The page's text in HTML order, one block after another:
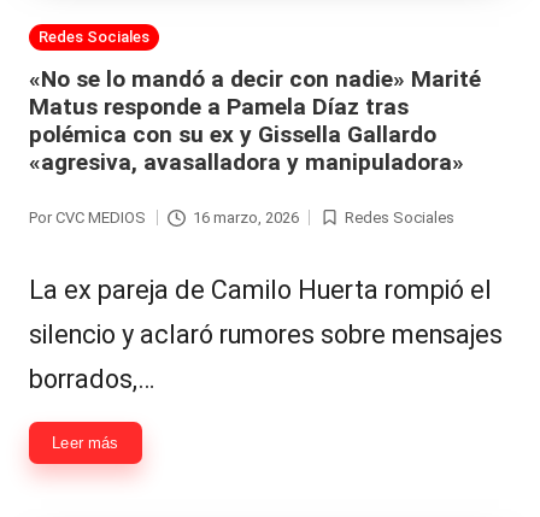
Publicada
Redes Sociales
«No se lo mandó a decir con nadie» Marité
Matus responde a Pamela Díaz tras
polémica con su ex y Gissella Gallardo
«agresiva, avasalladora y manipuladora»
Por CVC MEDIOS 16 marzo, 2026
Publicada
Redes Sociales
La ex pareja de Camilo Huerta rompió el
silencio y aclaró rumores sobre mensajes
borrados,…
Leer más